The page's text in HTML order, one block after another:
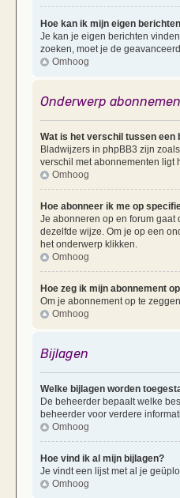
Hoe kan ik mijn eigen
Je kan je eigen berichten
zoeken, moet je de
Omhoog
Onderwerp
Wat is het verschil tussen een
Bladwijzers in phpBB3 zijn
verschil met abonnementen ligt
Omhoog
Hoe abonneer ik me op
Je abonneren op en forum gaat
dezelfde wijze. Om je op een
het onderwerp klikken.
Omhoog
Hoe zeg ik mijn abonnement
Om je abonnement op te
Omhoog
Bijlagen
Welke bijlagen worden
De beheerder bepaalt welke
beheerder voor verdere
Omhoog
Hoe vind ik al mijn bijlagen?
Je vindt een lijst met al je
Omhoog